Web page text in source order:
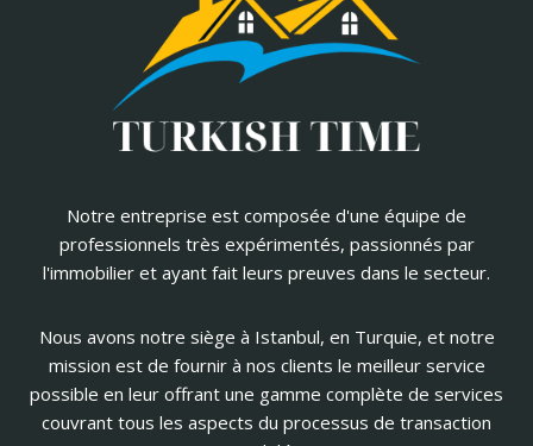
Notre entreprise est composée d'une équipe de
professionnels très expérimentés, passionnés par
l'immobilier et ayant fait leurs preuves dans le secteur.
Nous avons notre siège à Istanbul, en Turquie, et notre
mission est de fournir à nos clients le meilleur service
possible en leur offrant une gamme complète de services
couvrant tous les aspects du processus de transaction